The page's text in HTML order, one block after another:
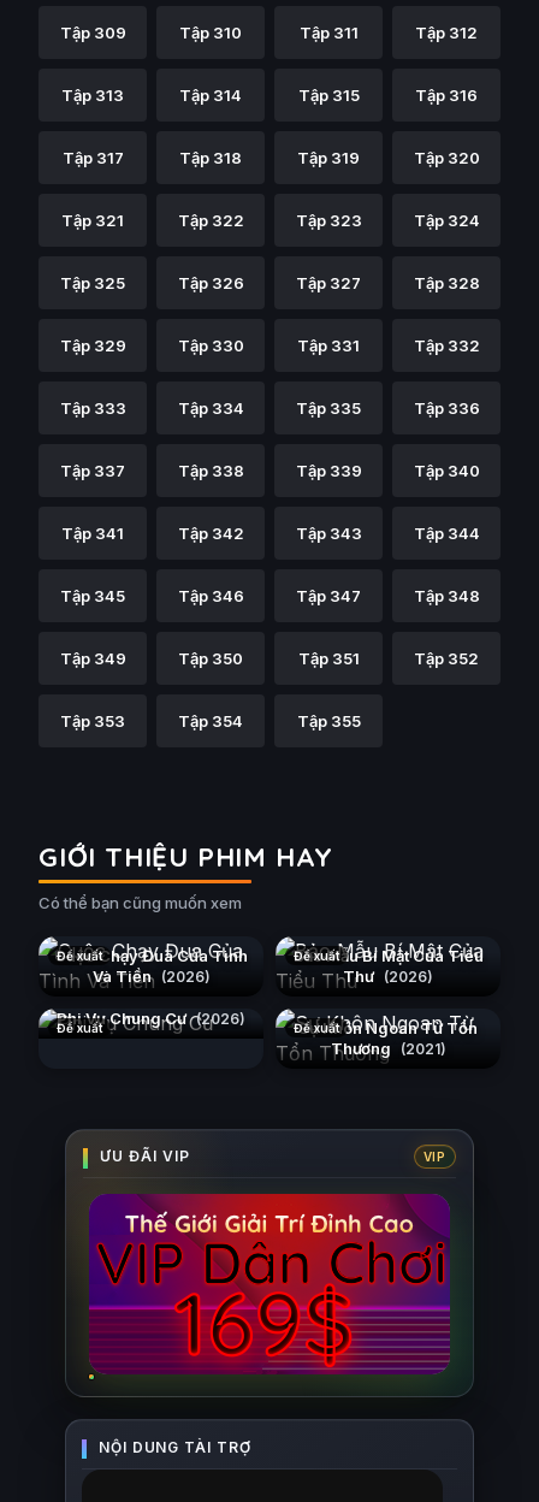
Tập 309 Tập 310 Tập 311 Tập 312
Tập 313 Tập 314 Tập 315 Tập 316
Tập 317 Tập 318 Tập 319 Tập 320
Tập 321 Tập 322 Tập 323 Tập 324
Tập 325 Tập 326 Tập 327 Tập 328
Tập 329 Tập 330 Tập 331 Tập 332
Tập 333 Tập 334 Tập 335 Tập 336
Tập 337 Tập 338 Tập 339 Tập 340
Tập 341 Tập 342 Tập 343 Tập 344
Tập 345 Tập 346 Tập 347 Tập 348
Tập 349 Tập 350 Tập 351 Tập 352
Tập 353 Tập 354 Tập 355
GIỚI THIỆU PHIM HAY
Có thể bạn cũng muốn xem
Đề xuất
Cuộc Chạy Đua Của Tình
Và Tiền (2026)
Đề xuất
Bảo Mẫu Bí Mật Của Tiểu
Thư (2026)
Đề xuất
Phi Vụ Chung Cư (2026) Đề xuất
Sự Khôn Ngoan Từ Tổn
Thương
(2021)